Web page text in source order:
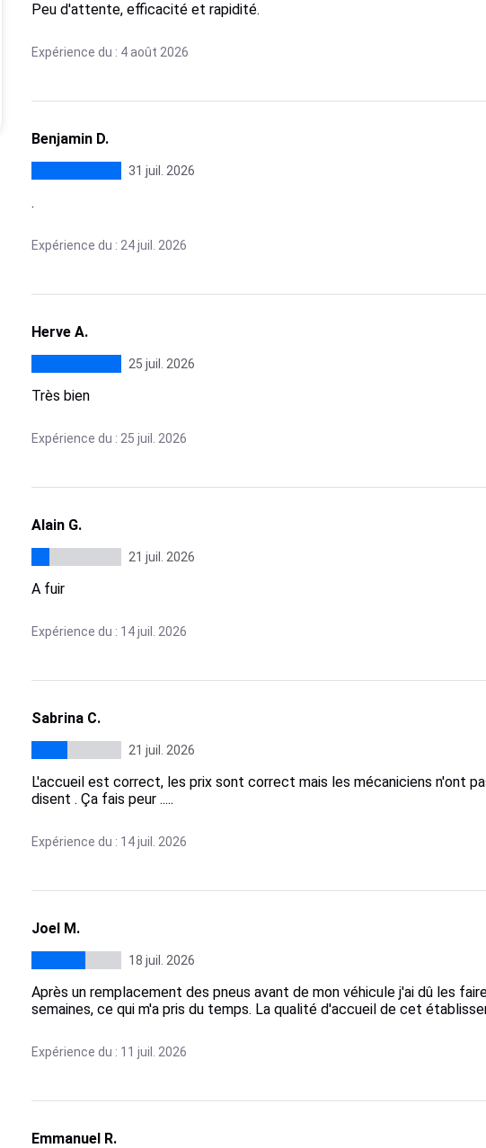
Peu d'attente, efficacité et rapidité.
Expérience du : 4 août 2026
Benjamin D.
31 juil. 2026
.
Expérience du : 24 juil. 2026
Herve A.
25 juil. 2026
Très bien
Expérience du : 25 juil. 2026
Alain G.
21 juil. 2026
A fuir
Expérience du : 14 juil. 2026
Sabrina C.
21 juil. 2026
L'accueil est correct, les prix sont correct mais les mécaniciens n'ont
disent . Ça fais peur .....
Expérience du : 14 juil. 2026
Joel M.
18 juil. 2026
Après un remplacement des pneus avant de mon véhicule j'ai dû les
semaines, ce qui m'a pris du temps. La qualité d'accueil de cet
Expérience du : 11 juil. 2026
Emmanuel R.